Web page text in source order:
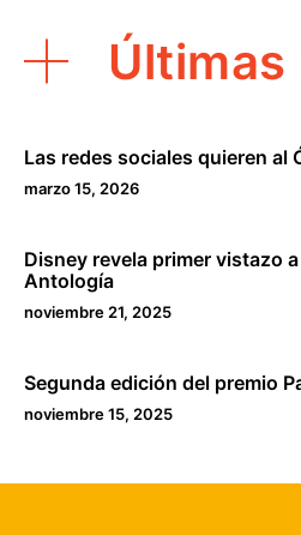
Las redes sociales quieren al
marzo 15, 2026
Disney revela primer vistazo
Antología
noviembre 21, 2025
Segunda edición del premio
noviembre 15, 2025